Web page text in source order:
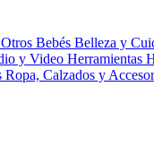
Bebés Belleza y
y Video Herramientas
Ropa, Calzados y